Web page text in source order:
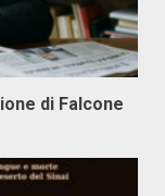
di Falcone